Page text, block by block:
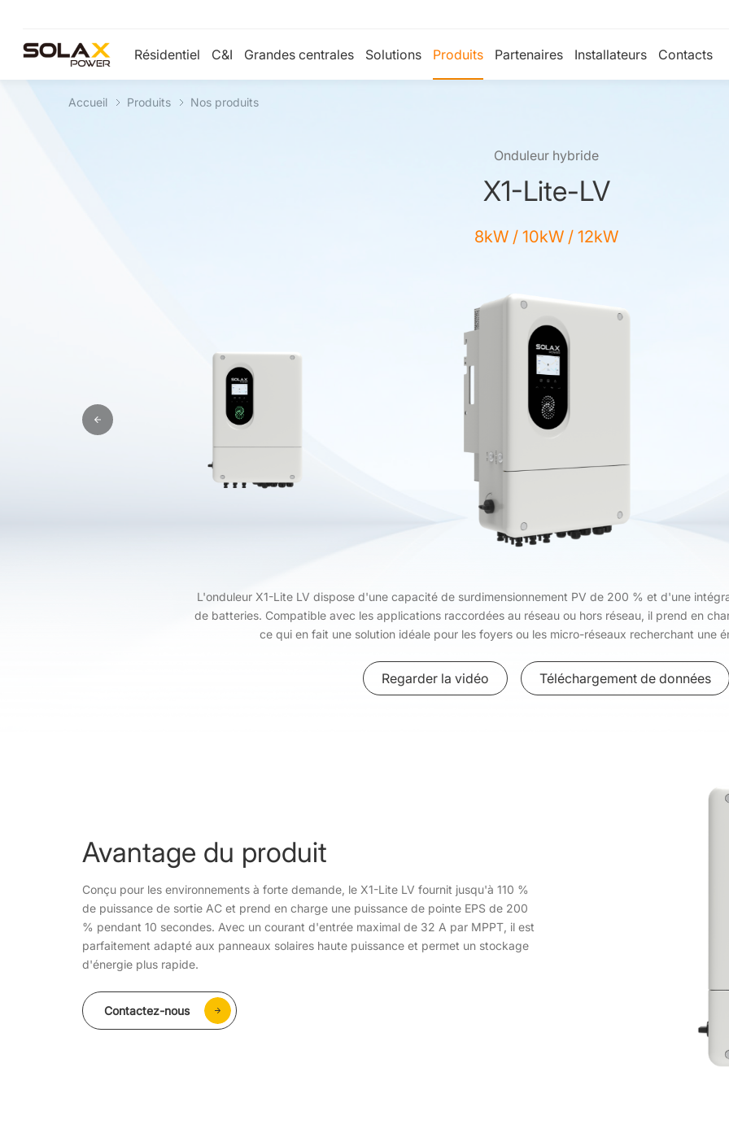
Résidentiel C&I Grandes centrales Solutions Produits Partenaires Installateurs Contacts
Accueil Produits Nos produits
Onduleur hybride
X1-Lite-LV
8kW / 10kW / 12kW
L'onduleur X1-Lite LV dispose d'une capacité de surdimensionnement PV de 200 % et d'une
de batteries. Compatible avec les applications raccordées au réseau ou hors réseau, il prend en
ce qui en fait une solution idéale pour les foyers ou les micro-réseaux recherchant une
Regarder la vidéo Téléchargement de données
Avantage du produit
Conçu pour les environnements à forte demande, le X1-Lite LV fournit jusqu'à 110 %
de puissance de sortie AC et prend en charge une puissance de pointe EPS de 200
% pendant 10 secondes. Avec un courant d'entrée maximal de 32 A par MPPT, il est
parfaitement adapté aux panneaux solaires haute puissance et permet un stockage
d'énergie plus rapide.
Contactez-nous